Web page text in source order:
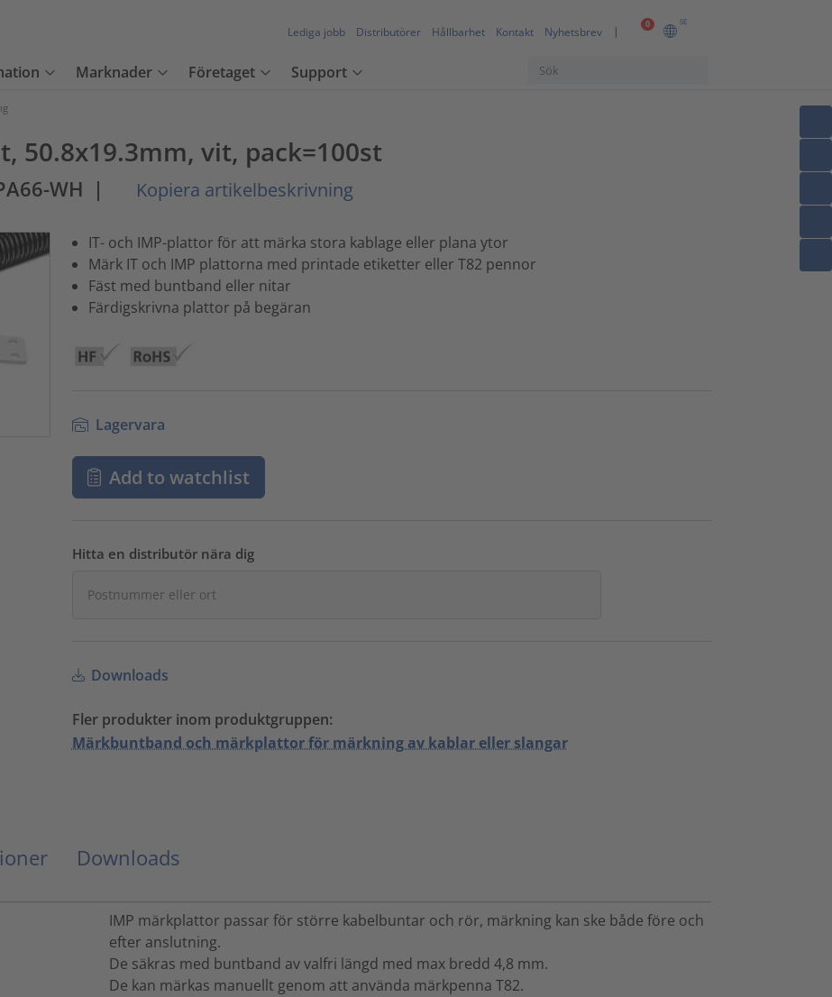
0 SE
Lediga jobb Distributörer Hållbarhet Kontakt Nyhetsbrev
Marknader Företaget Support
50.8x19.3mm, vit, pack=100st
WH | Kopiera artikelbeskrivning
IT- och IMP-plattor för att märka stora kablage eller plana ytor
Märk IT och IMP plattorna med printade etiketter eller T82 pennor
Fäst med buntband eller nitar
Färdigskrivna plattor på begäran
Lagervara
Add to watchlist
Hitta en distributör nära dig
Downloads
Fler produkter inom produktgruppen:
Märkbuntband och märkplattor för märkning av kablar eller slangar
Downloads
IMP märkplattor passar för större kabelbuntar och rör, märkning kan ske både före och
efter anslutning.
De säkras med buntband av valfri längd med max bredd 4,8 mm.
De kan märkas manuellt genom att använda märkpenna T82.